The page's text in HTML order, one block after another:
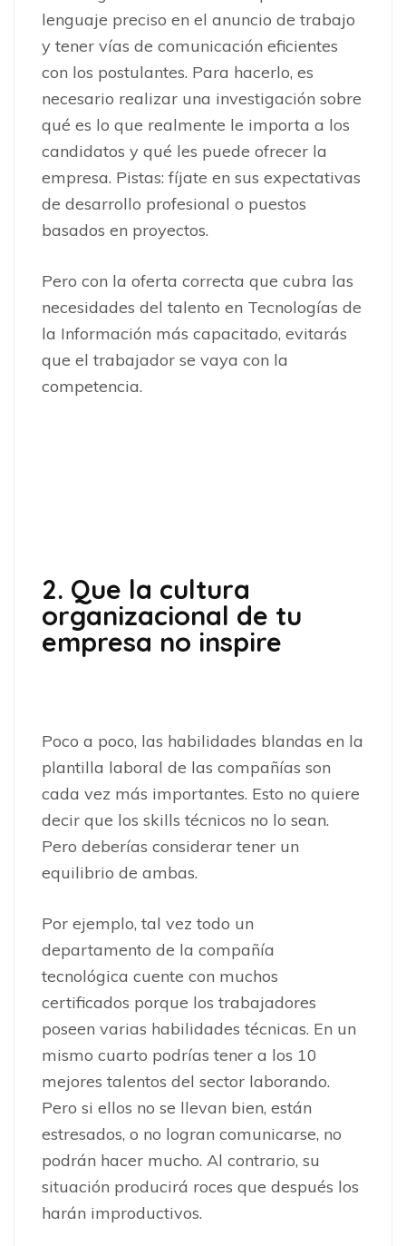
lenguaje preciso en el anuncio de trabajo
y tener vías de comunicación eficientes
con los postulantes. Para hacerlo, es
necesario realizar una investigación sobre
qué es lo que realmente le importa a los
candidatos y qué les puede ofrecer la
empresa. Pistas: fíjate en sus expectativas
de desarrollo profesional o puestos
basados en proyectos.
Pero con la oferta correcta que cubra las
necesidades del talento en Tecnologías de
la Información más capacitado, evitarás
que el trabajador se vaya con la
competencia.
2. Que la cultura
organizacional de tu
empresa no inspire
Poco a poco, las habilidades blandas en la
plantilla laboral de las compañías son
cada vez más importantes. Esto no quiere
decir que los skills técnicos no lo sean.
Pero deberías considerar tener un
equilibrio de ambas.
Por ejemplo, tal vez todo un
departamento de la compañía
tecnológica cuente con muchos
certificados porque los trabajadores
poseen varias habilidades técnicas. En un
mismo cuarto podrías tener a los 10
mejores talentos del sector laborando.
Pero si ellos no se llevan bien, están
estresados, o no logran comunicarse, no
podrán hacer mucho. Al contrario, su
situación producirá roces que después los
harán improductivos.